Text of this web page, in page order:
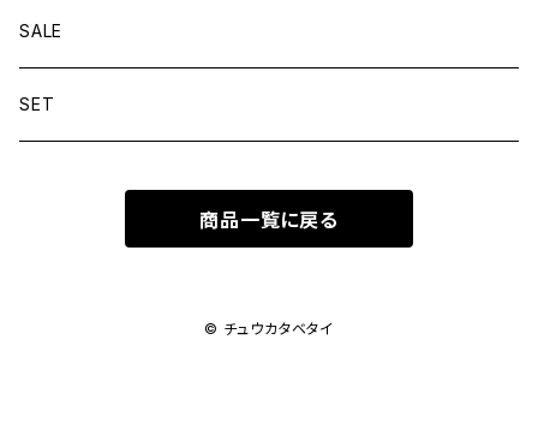
SALE
SET
商品一覧に戻る
© チュウカタベタイ